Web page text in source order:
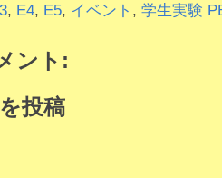
, E4, E5, イベント , 学生実験
ント:
投稿